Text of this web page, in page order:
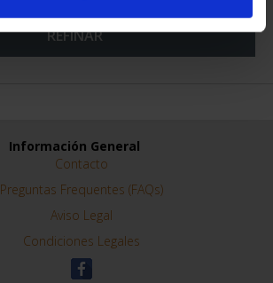
REFINAR
Información General
Contacto
Preguntas Frequentes (FAQs)
Aviso Legal
Condiciones Legales